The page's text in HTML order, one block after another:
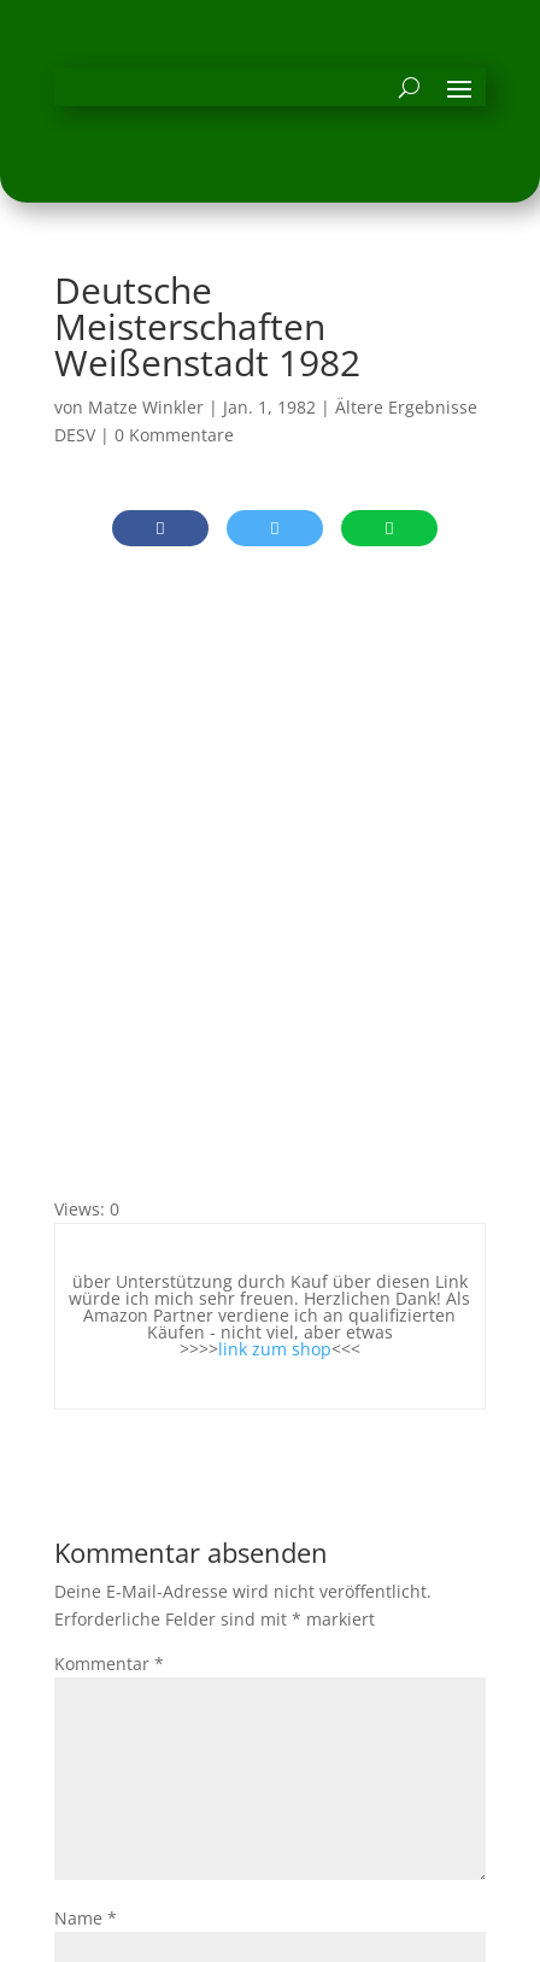
Deutsche
Meisterschaften
Weißenstadt 1982
von Matze Winkler| Jan. 1, 1982| Ältere Ergebnisse
DESV| 0 Kommentare
Views: 0
über Unterstützung durch Kauf über diesen Link
würde ich mich sehr freuen. Herzlichen Dank! Als
Amazon Partner verdiene ich an qualifizierten
Käufen - nicht viel, aber etwas
>>>>link zum shop<<<
Kommentar absenden
Deine E-Mail-Adresse wird nicht veröffentlicht.
Erforderliche Felder sind mit * markiert
Kommentar *
Name *